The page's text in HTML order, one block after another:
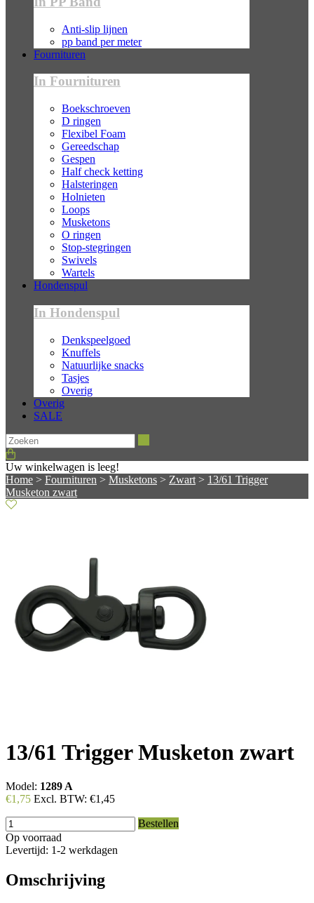
Anti-slip lijnen
pp band per meter
Fournituren
In Fournituren
Boekschroeven
D ringen
Flexibel Foam
Gereedschap
Gespen
Half check ketting
Halsteringen
Holnieten
Loops
Musketons
O ringen
Stop-stegringen
Swivels
Wartels
Hondenspul
In Hondenspul
Denkspeelgoed
Knuffels
Natuurlijke snacks
Tasjes
Overig
Overig
SALE
Uw winkelwagen is leeg!
Home > Fournituren > Musketons > Zwart > 13/61 Trigger
Musketon zwart
13/61 Trigger Musketon zwart
Model: 1289 A
€1,75 Excl. BTW: €1,45
Bestellen
Op voorraad
Levertijd: 1-2 werkdagen
Omschrijving